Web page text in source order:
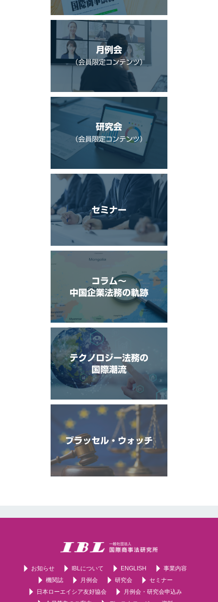
月例会
（会員限定コンテンツ）
研究会
（会員限定コンテンツ）
セミナー
コラム〜
中国企業法務の軌跡
テクノロジー法務の
国際潮流
ブラッセル・ウォッチ
お知らせ IBLについて ENGLISH
事業内容
機関誌
月例会 研究会
セミナー
日本ローエイシア友好協会
月例会・研究会申込み